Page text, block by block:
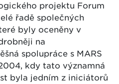
projektu Forum
řadě společných
byly oceněny v
na
spolupráce s MARS
kdy tato významná
byla jedním z iniciátorů